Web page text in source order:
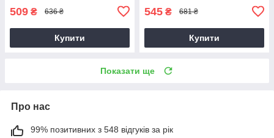
509 ₴ 636 ₴
Купити
545 ₴ 681 ₴
Купити
Показати ще
Про нас
99% позитивних з 548 відгуків за рік